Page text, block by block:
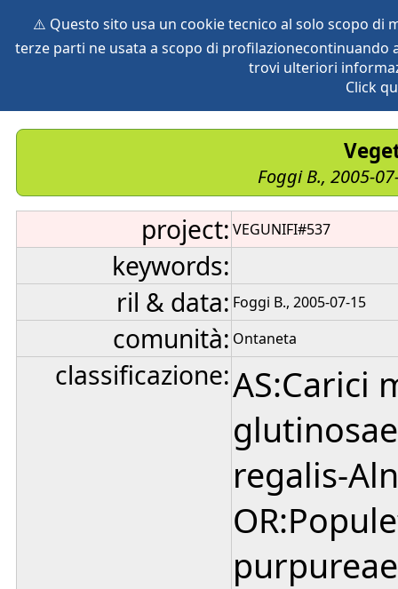
⚠️ Questo sito usa un cookie tecnico al solo scopo di
terze parti ne usata a scopo di
trovi ulteriori
Click
vegetation global db
Foggi B., 2005-
project: VEGUNIFI#537
keywords:
ril & data: Foggi B., 2005-07-15
comunità: Ontaneta
classificazione:AS:Carici
regalis-